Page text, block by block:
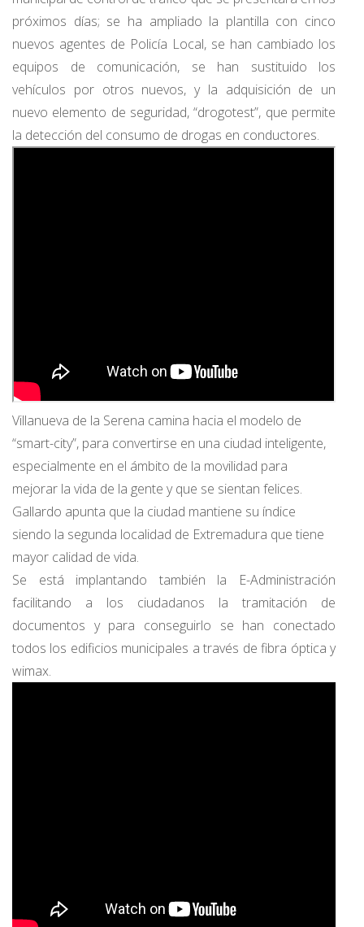
próximos días; se ha ampliado la plantilla con cinco
nuevos agentes de Policía Local, se han cambiado los
equipos de comunicación, se han sustituido los
vehículos por otros nuevos, y la adquisición de un
nuevo elemento de seguridad, “drogotest”, que permite
la detección del consumo de drogas en conductores.
Villanueva de la Serena camina hacia el modelo de
“smart-city”, para convertirse en una ciudad inteligente,
especialmente en el ámbito de la movilidad para
mejorar la vida de la gente y que se sientan felices.
Gallardo apunta que la ciudad mantiene su índice
siendo la segunda localidad de Extremadura que tiene
mayor calidad de vida.
Se está implantando también la E-Administración
facilitando a los ciudadanos la tramitación de
documentos y para conseguirlo se han conectado
todos los edificios municipales a través de fibra óptica y
wimax.